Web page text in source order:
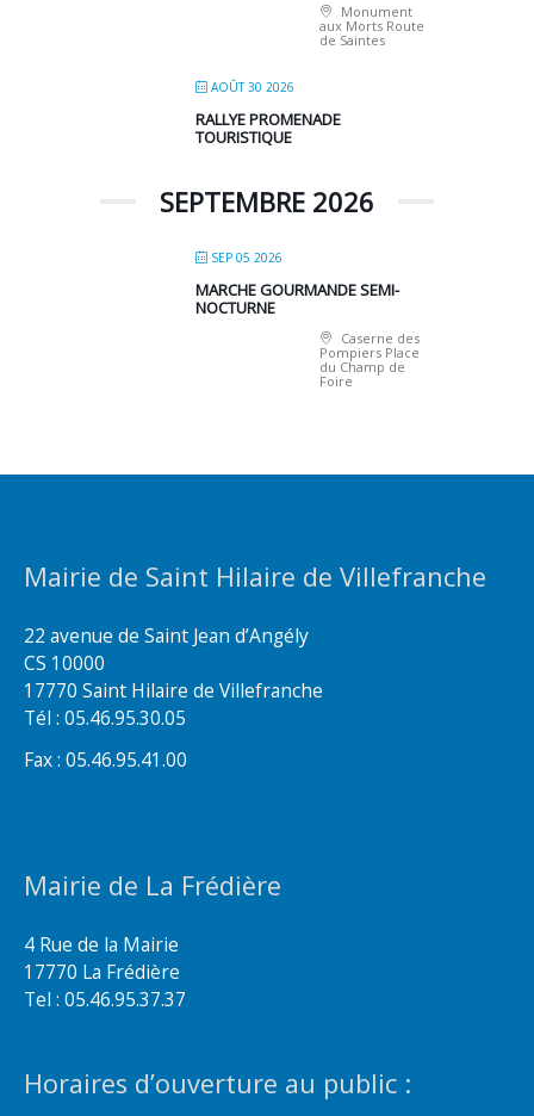
Monument
aux Morts Route
de Saintes
AOÛT 30 2026
RALLYE PROMENADE
TOURISTIQUE
SEPTEMBRE 2026
SEP 05 2026
MARCHE GOURMANDE SEMI-
NOCTURNE
Caserne des
Pompiers Place
du Champ de
Foire
Mairie de Saint Hilaire de Villefranche
22 avenue de Saint Jean d’Angély
CS 10000
17770 Saint Hilaire de Villefranche
Tél : 05.46.95.30.05
Fax : 05.46.95.41.00
Mairie de La Frédière
4 Rue de la Mairie
17770 La Frédière
Tel : 05.46.95.37.37
Horaires d’ouverture au public :